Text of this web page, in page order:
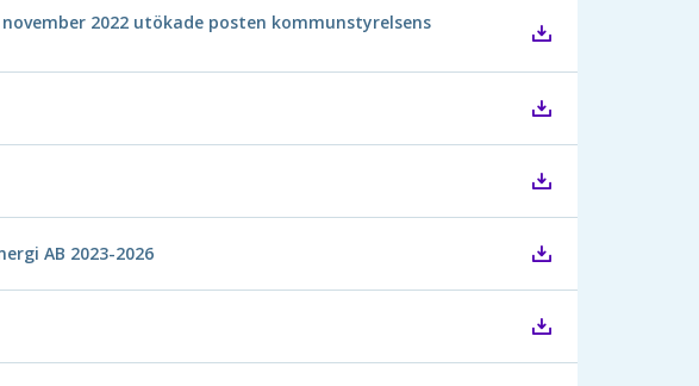
2022 utökade posten kommunstyrelsens
AB 2023-2026